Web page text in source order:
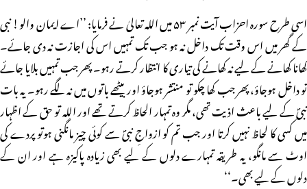
اسی طرح سورہ احزاب آیت نمبر ۵۳ میں اللہ تعالیٰ نے فرمایا: ’’اے ایمان والو! نبی
کے گھر میں اس وقت تک داخل نہ ہو جب تک تمہیں اس کی اجازت نہ دی جائے۔
کھانا کھانے کے لیے نہ کھانے کی تیاری کا انتظار کرتے رہو۔ پھر جب تمہیں بلایا جائے
تو داخل ہوجاؤ، پھر جب کھا چکو تو منتشر ہوجاؤ اور بیٹھے باتوں میں نہ لگے رہو۔ یہ بات
نبیؐ کے لیے باعث اذیت تھی، مگر وہ تمہار الحاظ کرتے تھے اور اللہ تو حق کے اظہار
میں کسی کا لحاظ نہیں کرتا اور جب تم کو ازواجِ نبیؐ سے کوئی چیز مانگنی ہوتو پردے کی
اوٹ سے مانگو، یہ طریقہ تمہارے دلوں کے لیے بھی زیادہ پاکیزہ ہے اور ان کے
دلوں کے لیے بھی۔‘‘